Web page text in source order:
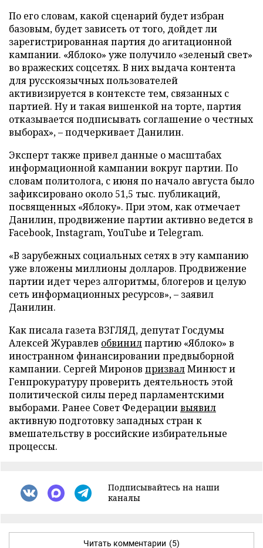
По его словам, какой сценарий будет избран
базовым, будет зависеть от того, дойдет ли
зарегистрированная партия до агитационной
кампании. «Яблоко» уже получило «зеленый свет»
во вражеских соцсетях. В них выдача контента
для русскоязычных пользователей
активизируется в контексте тем, связанных с
партией. Ну и такая вишенкой на торте, партия
отказывается подписывать соглашение о честных
выборах», – подчеркивает Данилин.
Эксперт также привел данные о масштабах
информационной кампании вокруг партии. По
словам политолога, с июня по начало августа было
зафиксировано около 51,5 тыс. публикаций,
посвященных «Яблоку». При этом, как отмечает
Данилин, продвижение партии активно ведется в
Facebook, Instagram, YouTube и Telegram.
«В зарубежных социальных сетях в эту кампанию
уже вложены миллионы долларов. Продвижение
партии идет через алгоритмы, блогеров и целую
сеть информационных ресурсов», – заявил
Данилин.
Как писала газета ВЗГЛЯД, депутат Госдумы
Алексей Журавлев обвинилпартию «Яблоко» в
иностранном финансировании предвыборной
кампании. Сергей Миронов призвалМинюст и
Генпрокуратуру проверить деятельность этой
политической силы перед парламентскими
выборами. Ранее Совет Федерациивыявил
активную подготовку западных стран к
вмешательству в российские избирательные
процессы.
Подписывайтесь на наши
каналы
Читать комментарии (5)